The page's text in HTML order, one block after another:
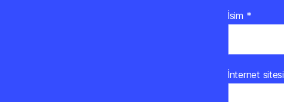
İsim *
İnternet sitesi